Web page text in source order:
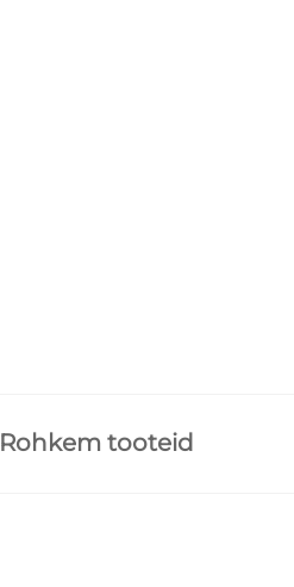
Rohkem tooteid